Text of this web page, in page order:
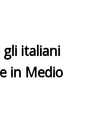
gli italiani
in Medio